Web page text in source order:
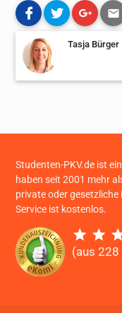
Tasja Bürger
Studenten-PKV.de ist
haben seit 2001 mehr
private oder
Service ist kostenlos.
(aus